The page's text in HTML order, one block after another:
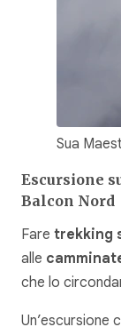
Sua
Escursione
Balcon Nord
Fare trekking
alle
che lo
Un’escursione